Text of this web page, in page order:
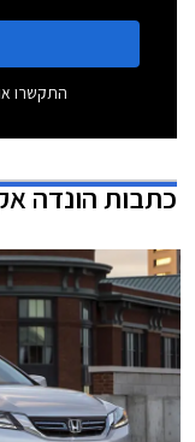
התקשרו
כתבותהונדה